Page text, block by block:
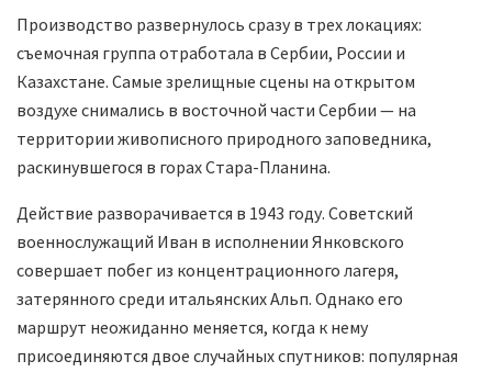
Производство развернулось сразу в трех локациях:
съемочная группа отработала в Сербии, России и
Казахстане. Самые зрелищные сцены на открытом
воздухе снимались в восточной части Сербии — на
территории живописного природного заповедника,
раскинувшегося в горах Стара-Планина.
Действие разворачивается в 1943 году. Советский
военнослужащий Иван в исполнении Янковского
совершает побег из концентрационного лагеря,
затерянного среди итальянских Альп. Однако его
маршрут неожиданно меняется, когда к нему
присоединяются двое случайных спутников: популярная